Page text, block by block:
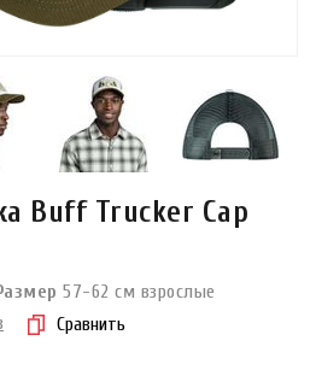
Buff Trucker Cap
57-62 см взрослые
Сравнить